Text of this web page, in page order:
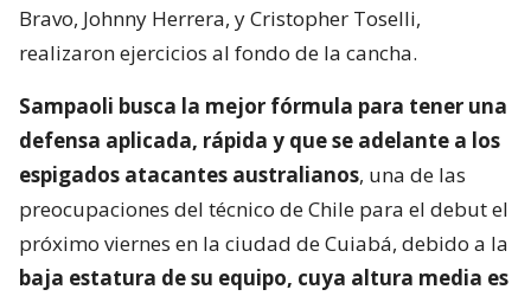
Bravo, Johnny Herrera, y Cristopher Toselli,
realizaron ejercicios al fondo de la cancha.
Sampaoli busca la mejor fórmula para tener una
defensa aplicada, rápida y que se adelante a los
espigados atacantes australianos, una de las
preocupaciones del técnico de Chile para el debut el
próximo viernes en la ciudad de Cuiabá, debido a la
baja estatura de su equipo, cuya altura media es